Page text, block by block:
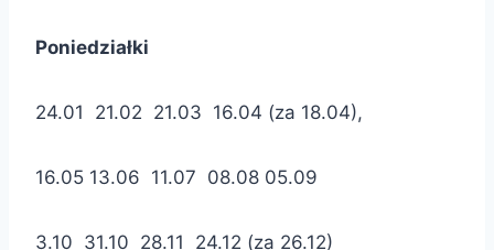
Poniedziałki
24.01 21.02 21.03 16.04 (za 18.04),
16.05 13.06 11.07 08.08 05.09
3.10 31.10 28.11 24.12 (za 26.12)